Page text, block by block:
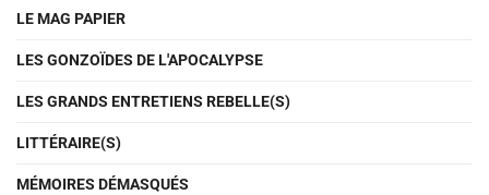
LE MAG PAPIER
LES GONZOÏDES DE L'APOCALYPSE
LES GRANDS ENTRETIENS REBELLE(S)
LITTÉRAIRE(S)
MÉMOIRES DÉMASQUÉS